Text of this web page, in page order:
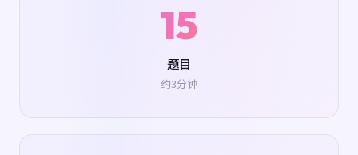
15
题目
约3分钟